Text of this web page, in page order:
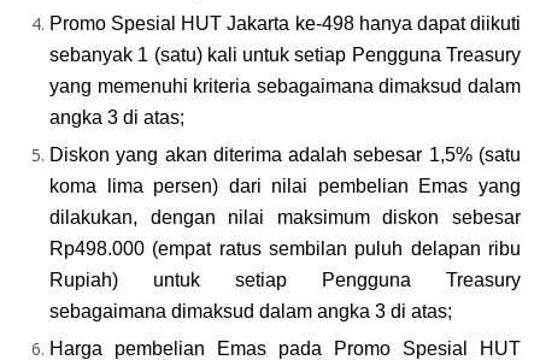
Promo Spesial HUT Jakarta ke-498 hanya dapat diikuti
sebanyak 1 (satu) kali untuk setiap Pengguna Treasury
yang memenuhi kriteria sebagaimana dimaksud dalam
angka 3 di atas;
Diskon yang akan diterima adalah sebesar 1,5% (satu
koma lima persen) dari nilai pembelian Emas yang
dilakukan, dengan nilai maksimum diskon sebesar
Rp498.000 (empat ratus sembilan puluh delapan ribu
Rupiah) untuk setiap Pengguna Treasury
sebagaimana dimaksud dalam angka 3 di atas;
Harga pembelian Emas pada Promo Spesial HUT